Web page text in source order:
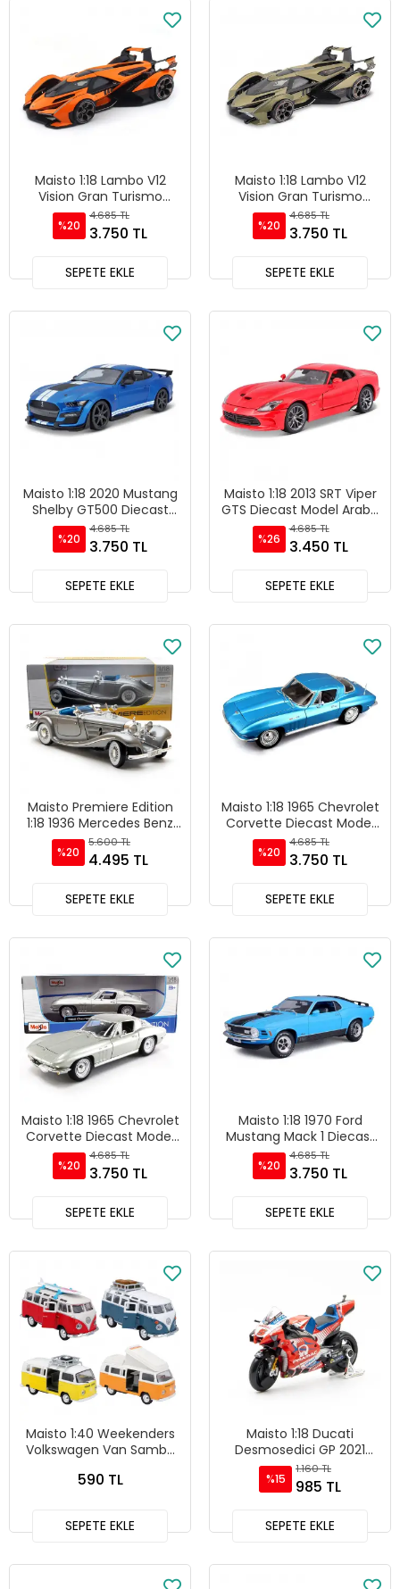
Maisto 1:18 Lambo V12
Vision Gran Turismo
Diecast Model Araba
Turuncu - 36454
%20
4.685 TL
3.750 TL
SEPETE EKLE
Maisto 1:18 Lambo V12
Vision Gran Turismo
Diecast Model Araba Yeşil
- 36454
%20
4.685 TL
3.750 TL
SEPETE EKLE
Maisto 1:18 2020 Mustang
Shelby GT500 Diecast
Model Araba Mavi - 31388
%20
4.685 TL
3.750 TL
SEPETE EKLE
Maisto 1:18 2013 SRT Viper
GTS Diecast Model Araba
Kırmızı - 31128
%26
4.685 TL
3.450 TL
SEPETE EKLE
Maisto Premiere Edition
1:18 1936 Mercedes Benz
500 K Typ Specialroadster
Gri - 36055
%20
5.600 TL
4.495 TL
SEPETE EKLE
Maisto 1:18 1965 Chevrolet
Corvette Diecast Model
Araba Mavi - 31640
%20
4.685 TL
3.750 TL
SEPETE EKLE
Maisto 1:18 1965 Chevrolet
Corvette Diecast Model
Araba - 31640
%20
4.685 TL
3.750 TL
SEPETE EKLE
Maisto 1:18 1970 Ford
Mustang Mack 1 Diecast
Model Araba Mavi - 31453
%20
4.685 TL
3.750 TL
SEPETE EKLE
Maisto 1:40 Weekenders
Volkswagen Van Samba
21237
590 TL
SEPETE EKLE
Maisto 1:18 Ducati
Desmosedici GP 2021
Motosiklet Modeli - 36379
%15
1.160 TL
985 TL
SEPETE EKLE